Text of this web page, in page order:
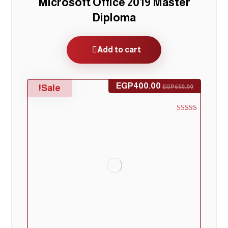
Diploma
Add to cart
Sale! EGP650.00
EGP400.00